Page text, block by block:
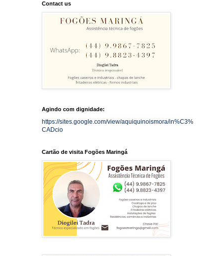
Contact us
Agindo com dignidade:
https://sites.google.com/view/aquiquinoismora/in%C3%
CADcio
Cartão de visita Fogões Maringá